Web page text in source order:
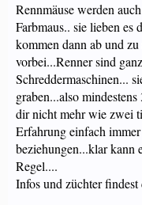
Rennmäuse werden
Farbmaus.. sie lieben es
kommen dann ab und
vorbei...Renner sind
Schreddermaschinen...
graben...also
dir nicht mehr wie zwei
Erfahrung einfach
beziehungen...klar kann
Regel....
Infos und züchter